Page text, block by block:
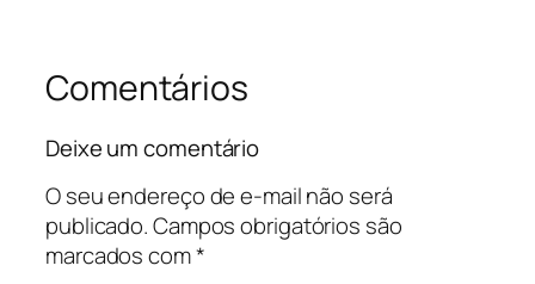
Comentários
Deixe um comentário
O seu endereço de e-mail não será
publicado.Campos obrigatórios são
marcados com*